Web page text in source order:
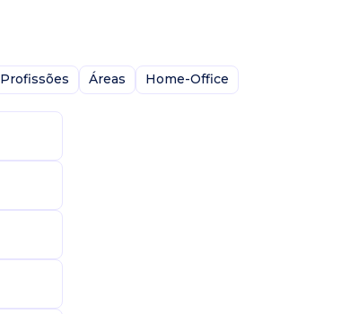
Profissões Áreas Home-Office